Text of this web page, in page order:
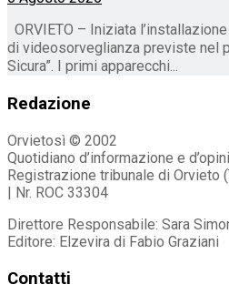
ORVIETO – Iniziata
di videosorveglianza previste nel
Sicura”. I primi apparecchi...
Redazione
Orvietosì © 2002
Quotidiano d’informazione e
Registrazione tribunale di Orvieto
| Nr. ROC 33304
Direttore Responsabile: Sara
Editore: Elzevira di Fabio Graziani
Contatti